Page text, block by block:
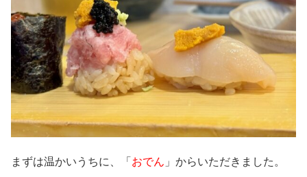
まずは温かいうちに、「 おでん 」からいただきました。